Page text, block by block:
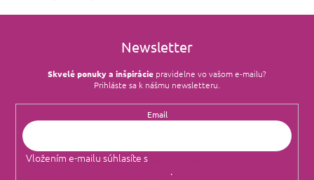
Newsletter
Skvelé ponuky a inšpirácie pravidelne vo vašom e‑mailu?
Prihláste sa k nášmu newsletteru.
Email
Vložením e-mailu súhlasíte s
.